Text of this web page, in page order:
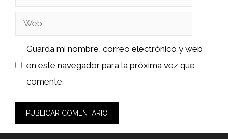
Web
Guarda mi nombre, correo electrónico y web
en este navegador para la próxima vez que
comente.